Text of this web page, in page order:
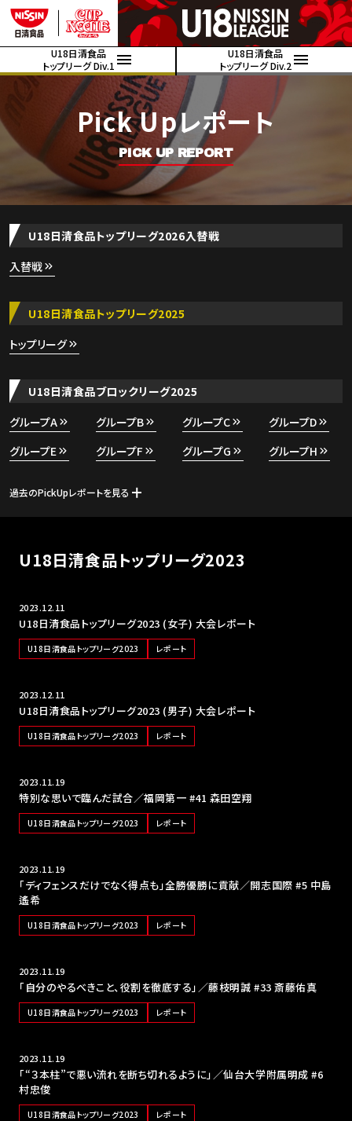
U18日清食品
トップリーグ Div.1
U18日清食品
トップリーグ Div.2
Pick Upレポート
PICK UP REPORT
U18日清食品トップリーグ2026入替戦
入替戦
U18日清食品トップリーグ2025
トップリーグ
U18日清食品ブロックリーグ2025
グループA
グループB グループC
グループD
グループE
グループF グループG グループH
過去のPickUpレポートを見る
U18日清食品トップリーグ2023
2023.12.11
U18日清食品トップリーグ2023 (女子) 大会レポート
U18日清食品トップリーグ2023 レポート
2023.12.11
U18日清食品トップリーグ2023 (男子) 大会レポート
U18日清食品トップリーグ2023 レポート
2023.11.19
特別な思いで臨んだ試合／福岡第一 #41 森田空翔
U18日清食品トップリーグ2023 レポート
2023.11.19
「ディフェンスだけでなく得点も」全勝優勝に貢献／開志国際 #5 中島
遙希
U18日清食品トップリーグ2023 レポート
2023.11.19
「自分のやるべきこと、役割を徹底する」／藤枝明誠 #33 斎藤佑真
U18日清食品トップリーグ2023 レポート
2023.11.19
「“３本柱”で悪い流れを断ち切れるように」／仙台大学附属明成 #6
村忠俊
U18日清食品トップリーグ2023 レポート